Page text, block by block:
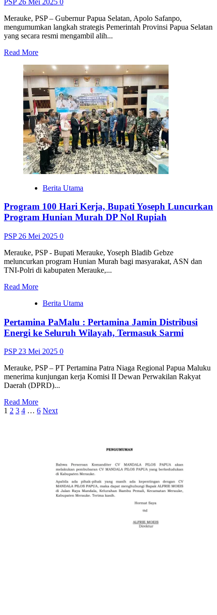
Merauke, PSP – Gubernur Papua Selatan, Apolo Safanpo,
mengumumkan langkah strategis Pemerintah Provinsi Papua Selatan
yang secara resmi mengambil alih...
Read MoreRead
about
Pemprov
Papua
Selatan
Ambil
Alih
Pembangunan
Lima
Ruas
Jalan
Strategis
dari
Empat
Berita Utama
Program 100 Hari Kerja, Bupati Yoseph Luncurkan
Program Hunian Murah DP Nol Rupiah
PSP 26 Mei 2025 0
Merauke, PSP - Bupati Merauke, Yoseph Bladib Gebze
meluncurkan program Hunian Murah bagi masyarakat, ASN dan
TNI-Polri di kabupaten Merauke,...
Read MoreRead
about
100
Hari
Kerja,
Bupati
Yoseph
Luncurkan
Program
Hunian
Murah
DP
Nol
Berita Utama
Pertamina PaMalu : Pertamina Jamin Distribusi
Energi ke Seluruh Wilayah, Termasuk Sarmi
PSP23 Mei 2025 0
Merauke, PSP – PT Pertamina Patra Niaga Regional Papua Maluku
menerima kunjungan kerja Komisi II Dewan Perwakilan Rakyat
Daerah (DPRD)...
Read MoreRead
more
Distribusi
Energi
Seluruh
Paginasi
1 2 3 4 … 6 Next